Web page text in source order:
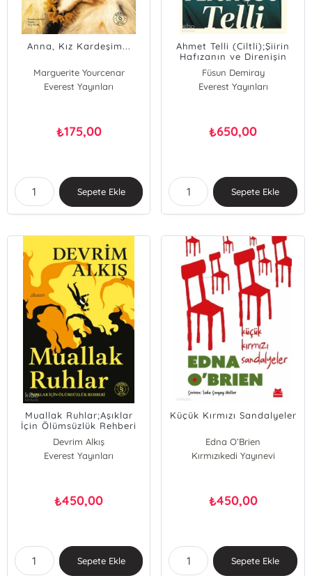
Anna, Kız Kardeşim...
Marguerite Yourcenar
Everest Yayınları
₺175,00
Sepete Ekle
Ahmet Telli (Ciltli);Şiirin
Hafızanın ve Direnişin
Füsun Demiray
Everest Yayınları
₺650,00
Sepete Ekle
Muallak Ruhlar;Aşıklar
İçin Ölümsüzlük Rehberi
Devrim Alkış
Everest Yayınları
₺450,00
Sepete Ekle
Küçük Kırmızı Sandalyeler
Edna O’Brien
Kırmızıkedi Yayınevi
₺450,00
Sepete Ekle